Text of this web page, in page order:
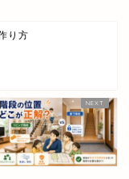
り方